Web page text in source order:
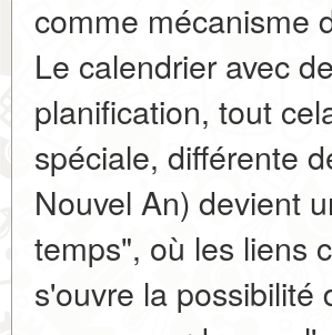
comme mécanisme
Le calendrier avec
planification, tout
spéciale, différente
Nouvel An) devient
temps", où les liens
s'ouvre la possibilité